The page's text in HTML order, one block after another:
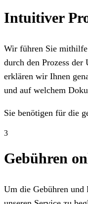
Intuitiver
Wir führen Sie
durch den Prozess
erklären wir Ihnen
und auf welchem
Sie benötigen für die
3
Gebühren
Um die Gebühren